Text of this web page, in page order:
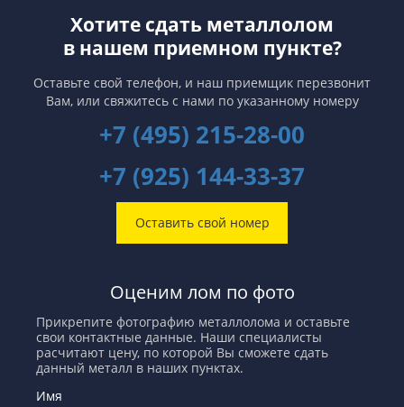
Хотите сдать металлолом
в нашем приемном пункте?
Оставьте свой телефон, и наш приемщик перезвонит
Вам, или свяжитесь с нами по указанному номеру
+7 (495) 215-28-00
+7 (925) 144-33-37
Оставить свой номер
Оценим лом по фото
Прикрепите фотографию металлолома и оставьте
свои контактные данные. Наши специалисты
расчитают цену, по которой Вы сможете сдать
данный металл в наших пунктах.
Имя